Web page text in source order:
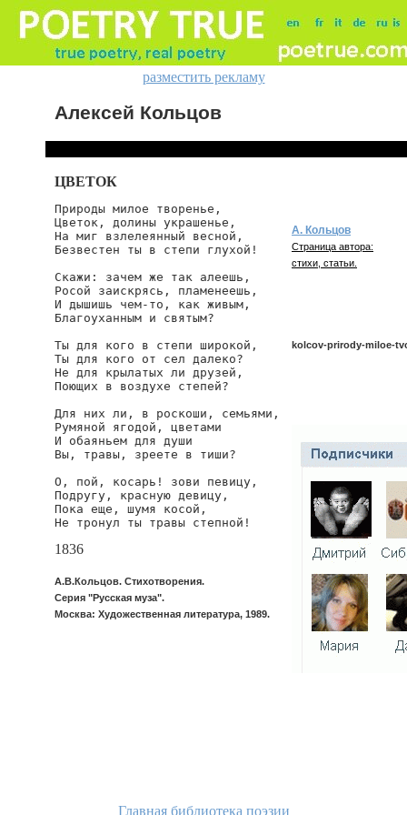
разместить рекламу
Алексей Кольцов
ЦВЕТОК
Природы милое творенье,
Цветок, долины украшенье,
На миг взлелеянный весной,
Безвестен ты в степи глухой!
Скажи: зачем же так алеешь,
Росой заискрясь, пламенеешь,
И дышишь чем-то, как живым,
Благоуханным и святым?
Ты для кого в степи широкой,
Ты для кого от сел далеко?
Не для крылатых ли друзей,
Поющих в воздухе степей?
Для них ли, в роскоши, семьями,
Румяной ягодой, цветами
И обаяньем для души
Вы, травы, зреете в тиши?
О, пой, косарь! зови певицу,
Подругу, красную девицу,
Пока еще, шумя косой,
Не тронул ты травы степной!
1836
А.В.Кольцов. Стихотворения.
Серия "Русская муза".
Москва: Художественная литература, 1989.
А. Кольцов
Страница автора:
стихи, статьи.
kolcov-prirody-miloe-
Главная библиотека поэзии